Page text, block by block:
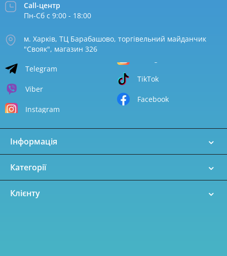
Call-центр
Пн-Сб с 9:00 - 18:00
м. Харків, ТЦ Барабашово, торгівельний майданчик
"Свояк", магазин 326
Telegram
Viber
Instagram
TikTok
Facebook
Інформація
Категорії
Клієнту